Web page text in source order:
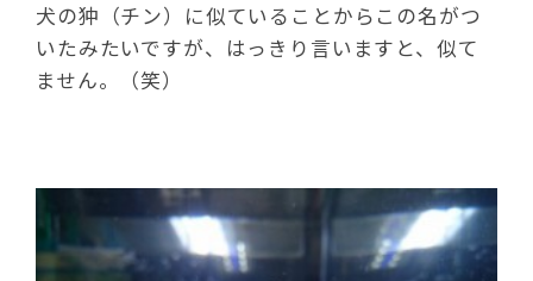
犬の狆（チン）に似ていることからこの名がつ
いたみたいですが、はっきり言いますと、似て
ません。（笑）